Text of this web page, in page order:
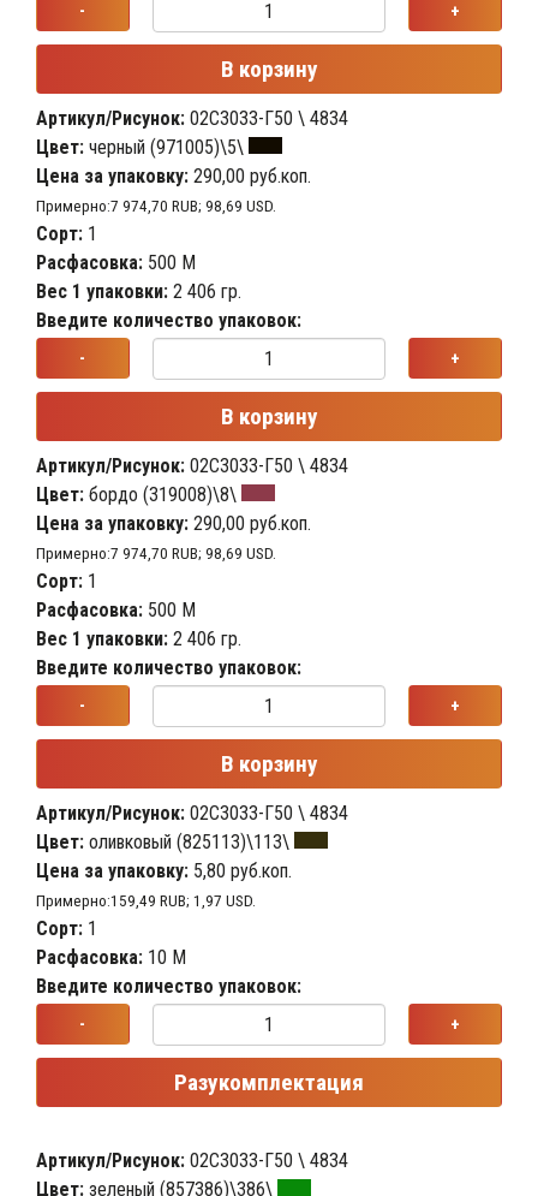
- +
В корзину
Артикул/Рисунок: 02С3033-Г50 \ 4834
Цвет: черный (971005)\5\
Цена за упаковку: 290,00 руб.коп.
Примерно:7 974,70 RUB; 98,69 USD.
Сорт: 1
Расфасовка: 500 М
Вес 1 упаковки: 2 406 гр.
Введите количество упаковок:
- +
В корзину
Артикул/Рисунок: 02С3033-Г50 \ 4834
Цвет: бордо (319008)\8\
Цена за упаковку: 290,00 руб.коп.
Примерно:7 974,70 RUB; 98,69 USD.
Сорт: 1
Расфасовка: 500 М
Вес 1 упаковки: 2 406 гр.
Введите количество упаковок:
- +
В корзину
Артикул/Рисунок: 02С3033-Г50 \ 4834
Цвет: оливковый (825113)\113\
Цена за упаковку: 5,80 руб.коп.
Примерно:159,49 RUB; 1,97 USD.
Сорт: 1
Расфасовка: 10 М
Введите количество упаковок:
- +
Разукомплектация
Артикул/Рисунок: 02С3033-Г50 \ 4834
Цвет: зеленый (857386)\386\